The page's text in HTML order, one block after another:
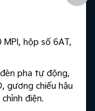
hộp số 6AT,
pha tự động,
gương chiếu hậu
điện.​